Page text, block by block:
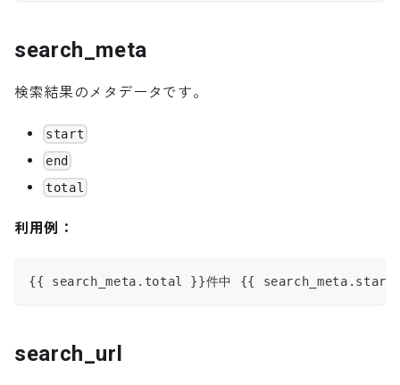
search_meta
検索結果のメタデータです。
start
end
total
利用例：
{{ search_meta.total }}件中 {{
search_url